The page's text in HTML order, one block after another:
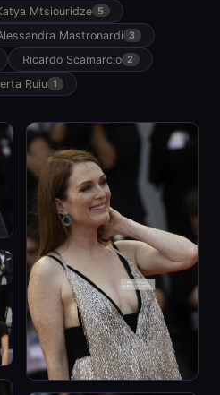
Mtsiouridze 5
Mastronardi 3
Ricardo Scamarcio 2
Ruiu 1